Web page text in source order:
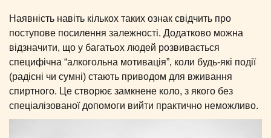
Наявність навіть кількох таких ознак свідчить про
поступове посилення залежності. Додатково можна
відзначити, що у багатьох людей розвивається
специфічна “алкогольна мотивація”, коли будь-які події
(радісні чи сумні) стають приводом для вживання
спиртного. Це створює замкнене коло, з якого без
спеціалізованої допомоги вийти практично неможливо.